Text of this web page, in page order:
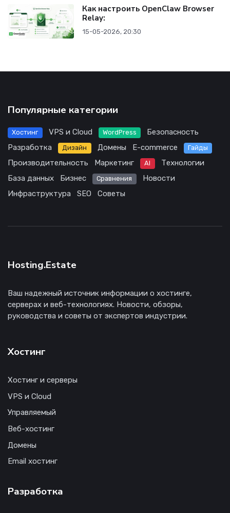
Как настроить OpenClaw Browser
Relay:
15-05-2026, 20:30
Популярные категории
Хостинг VPS и Cloud WordPress
Безопасность
Разработка
Дизайн Домены E-commerce Гайды
Производительность Маркетинг AI
Технологии
База данных
Бизнес Сравнения
Новости
Инфраструктура
SEO Советы
Hosting.Estate
Ваш надежный источник информации о хостинге,
серверах и веб-технологиях. Новости, обзоры,
руководства и советы от экспертов индустрии.
Хостинг
Хостинг и серверы
VPS и Cloud
Управляемый
Веб-хостинг
Домены
Email хостинг
Разработка